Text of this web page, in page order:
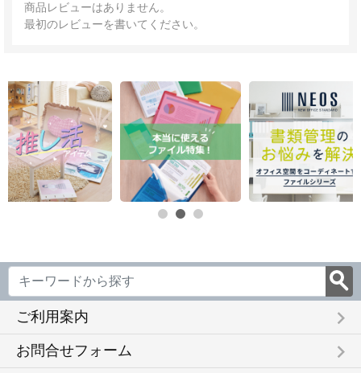
商品レビューはありません。
最初のレビューを書いてください。
ご利用案内 keyboard_arrow_right
お問合せフォーム keyboard_arrow_right